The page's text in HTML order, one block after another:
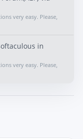
very easy. Please,
in
very easy. Please,